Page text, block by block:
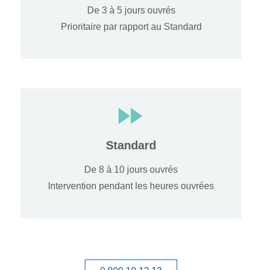
De 3 à 5 jours ouvrés
Prioritaire par rapport au Standard
Standard
De 8 à 10 jours ouvrés
Intervention pendant les heures ouvrées